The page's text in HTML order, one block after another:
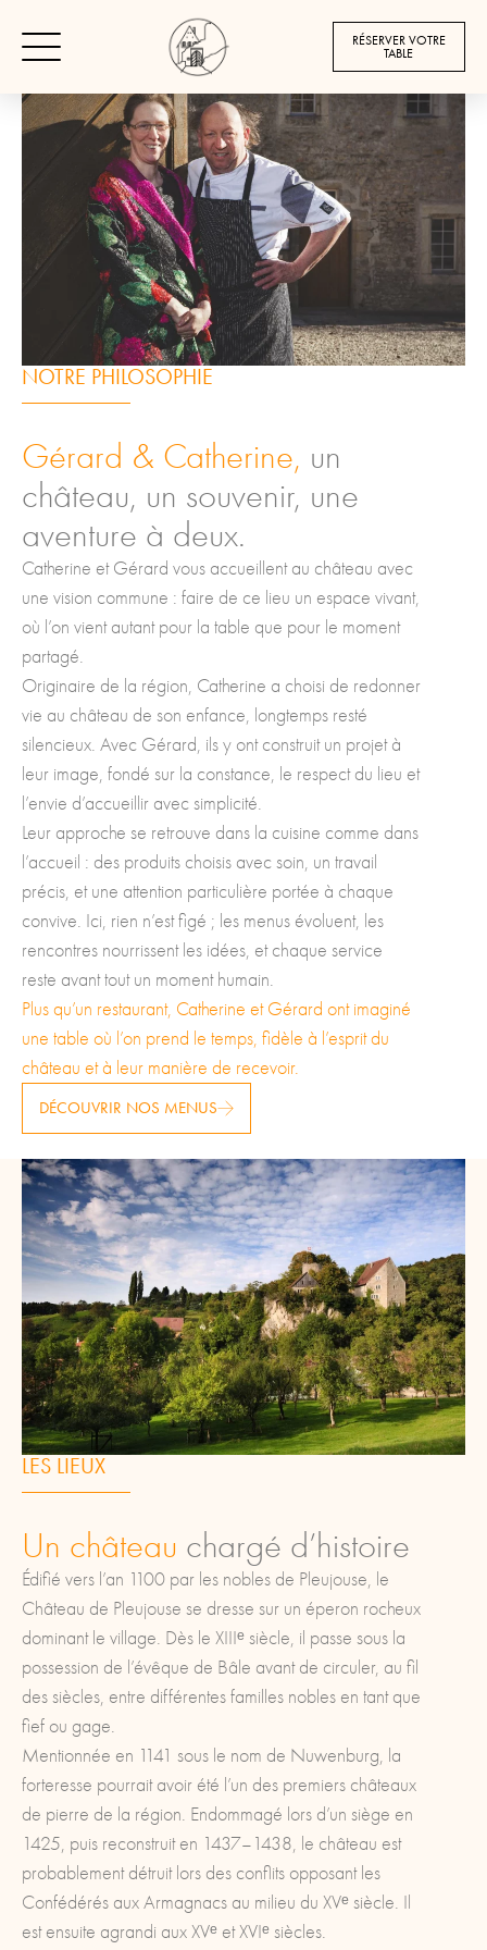
RÉSERVER VOTRE
TABLE
VOS HÔTES
NOTRE PHILOSOPHIE
Gérard & Catherine, un
château, un souvenir, une
aventure à deux.
Catherine et Gérard vous accueillent au château avec
une vision commune : faire de ce lieu un espace vivant,
où l’on vient autant pour la table que pour le moment
partagé.
Originaire de la région, Catherine a choisi de redonner
vie au château de son enfance, longtemps resté
silencieux. Avec Gérard, ils y ont construit un projet à
leur image, fondé sur la constance, le respect du lieu et
l’envie d’accueillir avec simplicité.
Leur approche se retrouve dans la cuisine comme dans
l’accueil : des produits choisis avec soin, un travail
précis, et une attention particulière portée à chaque
convive. Ici, rien n’est figé ; les menus évoluent, les
rencontres nourrissent les idées, et chaque service
reste avant tout un moment humain.
Plus qu’un restaurant, Catherine et Gérard ont imaginé
une table où l’on prend le temps, fidèle à l’esprit du
château et à leur manière de recevoir.
DÉCOUVRIR NOS MENUS
LES LIEUX
Un château chargé d’histoire
Édifié vers l’an 1100 par les nobles de Pleujouse, le
Château de Pleujouse se dresse sur un éperon rocheux
dominant le village. Dès le XIIIᵉ siècle, il passe sous la
possession de l’évêque de Bâle avant de circuler, au fil
des siècles, entre différentes familles nobles en tant que
fief ou gage.
Mentionnée en 1141 sous le nom de Nuwenburg, la
forteresse pourrait avoir été l’un des premiers châteaux
de pierre de la région. Endommagé lors d’un siège en
1425, puis reconstruit en 1437–1438, le château est
probablement détruit lors des conflits opposant les
Confédérés aux Armagnacs au milieu du XVᵉ siècle. Il
est ensuite agrandi aux XVᵉ et XVIᵉ siècles.